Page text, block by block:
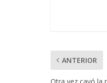
ANTERIOR
Otra vez cayó la